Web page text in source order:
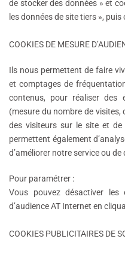
de stocker des données » et
les données de site tiers », puis
COOKIES DE MESURE
Ils nous permettent de faire
et comptages de
contenus, pour réaliser des
(mesure du nombre de visites,
des visiteurs sur le site et
permettent également
d’améliorer notre service ou
Pour paramétrer :
Vous pouvez désactiver
d’audience AT Internet en
COOKIES PUBLICITAIRES DE